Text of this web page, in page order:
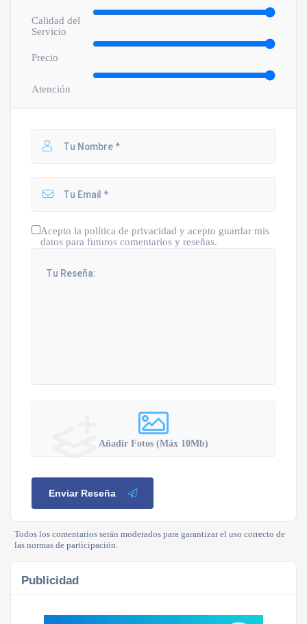
Calidad del
Servicio
Precio
Atención
Acepto la política de privacidad y acepto guardar mis
datos para futuros comentarios y reseñas.
Añadir Fotos (Máx 10Mb)
Enviar Reseña
Todos los comentarios serán moderados para garantizar el uso correcto de
las normas de participación.
Publicidad